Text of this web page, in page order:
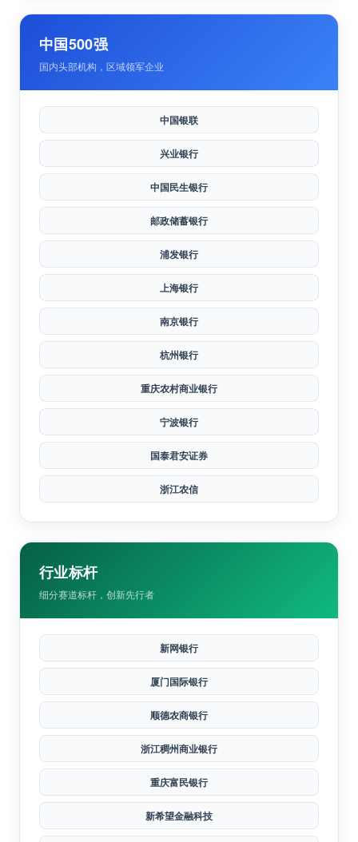
中国500强
国内头部机构，区域领军企业
中国银联
兴业银行
中国民生银行
邮政储蓄银行
浦发银行
上海银行
南京银行
杭州银行
重庆农村商业银行
宁波银行
行业标杆
细分赛道标杆，创新先行者
新网银行
厦门国际银行
顺德农商银行
浙江稠州商业银行